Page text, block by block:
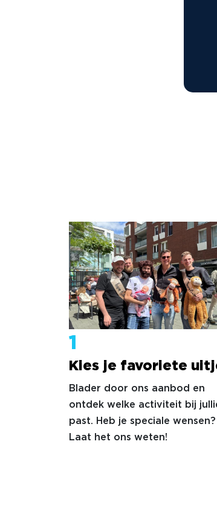
1
Kies je favoriete
Blader door ons aanbod en
ontdek welke activiteit bij
past. Heb je speciale wensen?
Laat het ons weten!